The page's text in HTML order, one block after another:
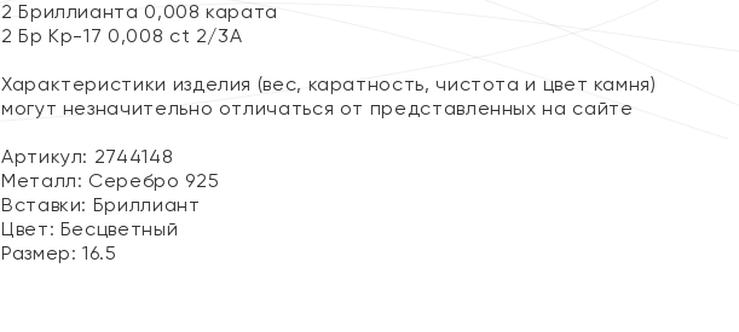
2 Бриллианта 0,008 карата
2 Бр Кр-17 0,008 ct 2/3А
Характеристики изделия (вес, каратность, чистота и цвет камня)
могут незначительно отличаться от представленных на сайте
Артикул: 2744148
Металл: Серебро 925
Вставки: Бриллиант
Цвет: Бесцветный
Размер:16.5